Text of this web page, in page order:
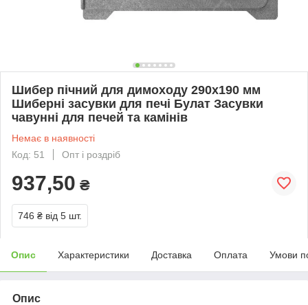
Шибер пічний для димоходу 290х190 мм
Шиберні засувки для печі Булат Засувки
чавунні для печей та камінів
Немає в наявності
Код: 51
Опт і роздріб
937,50 ₴
746 ₴ від 5 шт.
Опис Характеристики Доставка Оплата Умови
Опис